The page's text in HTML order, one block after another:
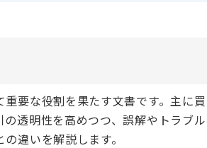
要な役割を果たす文書です。主に
透明性を高めつつ、誤解やトラブ
違いを解説します。